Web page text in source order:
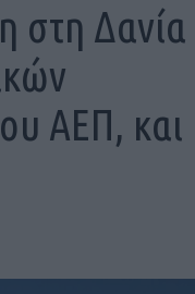
στη Δανία
ΑΕΠ, και